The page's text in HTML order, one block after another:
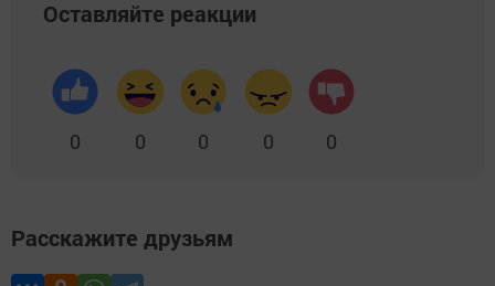
Оставляйте реакции
0 0 0 0 0
Расскажите друзьям